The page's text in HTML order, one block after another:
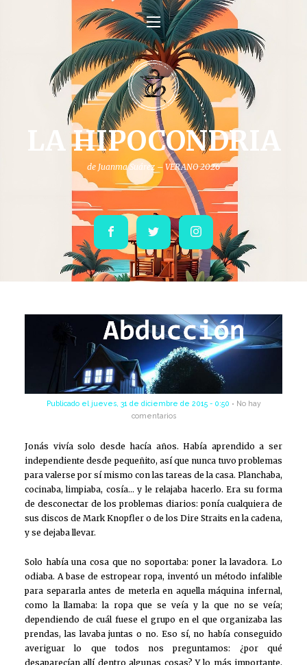
LA HIPOCONDRIA
de Juanma Suárez – VERANO 2026
Facebook Twitter Instagram
Publicado el jueves, 31 de diciembre de 2015 - 0:50
No hay
comentarios
Jonás vivía solo desde hacía años. Había aprendido a ser
independiente desde pequeñito, así que nunca tuvo problemas
para valerse por sí mismo con las tareas de la casa. Planchaba,
cocinaba, limpiaba, cosía… y le relajaba hacerlo. Era su forma
de desconectar de los problemas diarios: ponía cualquiera de
sus discos de Mark Knopfler o de los Dire Straits en la cadena,
y se dejaba llevar.
Solo había una cosa que no soportaba: poner la lavadora. Lo
odiaba. A base de estropear ropa, inventó un método infalible
para separarla antes de meterla en aquella máquina infernal,
como la llamaba: la ropa que se veía y la que no se veía;
dependiendo de cuál fuese el grupo en el que organizaba las
prendas, las lavaba juntas o no. Eso sí, no había conseguido
averiguar lo que todos nos preguntamos: ¿por qué
desaparecían allí dentro algunas cosas?Y lo más importante,